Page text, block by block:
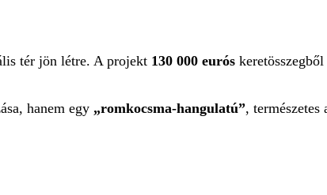
tér jön létre. A projekt 130 000 eurós
hanem egy „romkocsma-hangulatú”,